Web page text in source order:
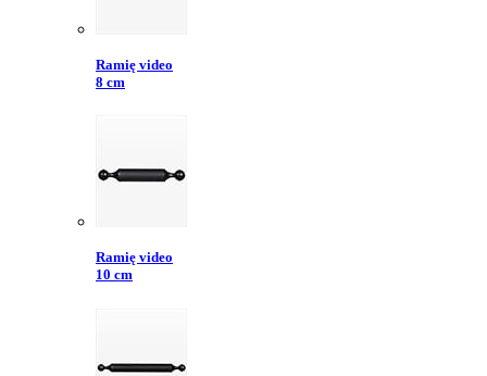
Ramię video
8 cm
Ramię video
10 cm